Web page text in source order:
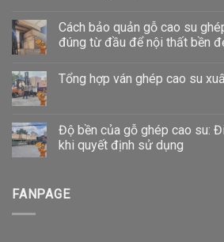
Cách bảo quản gỗ cao su
đúng từ đầu để nội thất bền
Tổng hợp ván ghép cao su
Độ bền của gỗ ghép cao su:
khi quyết định sử dụng
FANPAGE